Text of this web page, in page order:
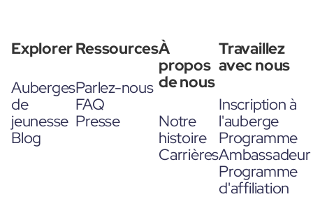
Explorer
Auberges
de
jeunesse
Blog
Ressources
Parlez-nous
FAQ
Presse
À
propos
de nous
Notre
histoire
Carrières
Travaillez
avec nous
Inscription à
l'auberge
Programme
Ambassadeur
Programme
d'affiliation